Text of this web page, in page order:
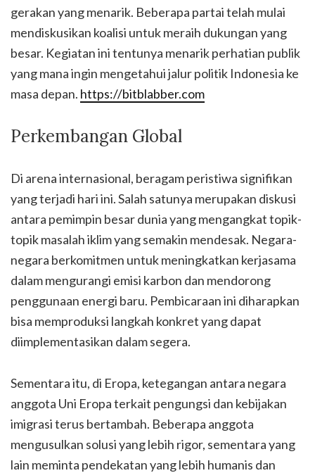
gerakan yang menarik. Beberapa partai telah mulai
mendiskusikan koalisi untuk meraih dukungan yang
besar. Kegiatan ini tentunya menarik perhatian publik
yang mana ingin mengetahui jalur politik Indonesia ke
masa depan. https://bitblabber.com
Perkembangan Global
Di arena internasional, beragam peristiwa signifikan
yang terjadi hari ini. Salah satunya merupakan diskusi
antara pemimpin besar dunia yang mengangkat topik-
topik masalah iklim yang semakin mendesak. Negara-
negara berkomitmen untuk meningkatkan kerjasama
dalam mengurangi emisi karbon dan mendorong
penggunaan energi baru. Pembicaraan ini diharapkan
bisa memproduksi langkah konkret yang dapat
diimplementasikan dalam segera.
Sementara itu, di Eropa, ketegangan antara negara
anggota Uni Eropa terkait pengungsi dan kebijakan
imigrasi terus bertambah. Beberapa anggota
mengusulkan solusi yang lebih rigor, sementara yang
lain meminta pendekatan yang lebih humanis dan